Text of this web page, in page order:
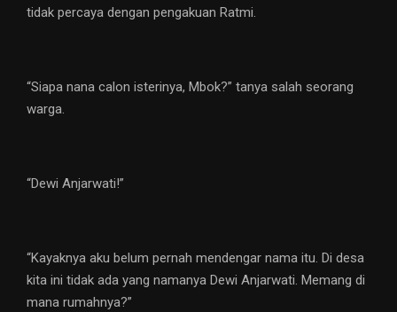
tidak percaya dengan pengakuan Ratmi.
“Siapa nana calon isterinya, Mbok?” tanya salah seorang
warga.
“Dewi Anjarwati!”
“Kayaknya aku belum pernah mendengar nama itu. Di desa
kita ini tidak ada yang namanya Dewi Anjarwati. Memang di
mana rumahnya?”